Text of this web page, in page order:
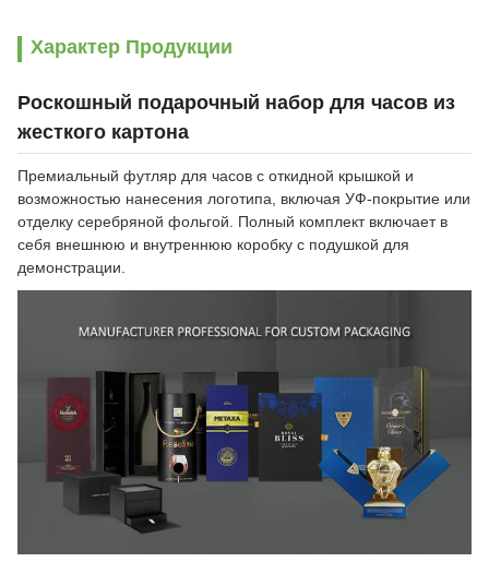
Характер Продукции
Роскошный подарочный набор для часов из
жесткого картона
Премиальный футляр для часов с откидной крышкой и
возможностью нанесения логотипа, включая УФ-покрытие или
отделку серебряной фольгой. Полный комплект включает в
себя внешнюю и внутреннюю коробку с подушкой для
демонстрации.